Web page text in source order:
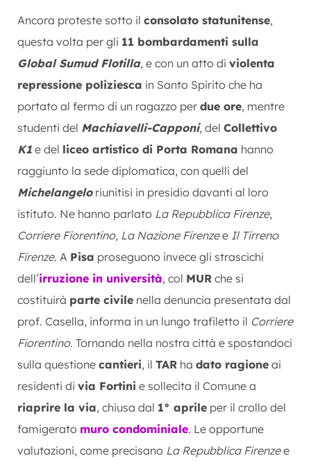
Ancora proteste sotto il consolato statunitense,
questa volta per gli 11 bombardamenti sulla
Global Sumud Flotilla, e con un atto di violenta
repressione poliziesca in Santo Spirito che ha
portato al fermo di un ragazzo per due ore, mentre
studenti del Machiavelli-Capponi, del Collettivo
K1 e del liceo artistico di Porta Romana hanno
raggiunto la sede diplomatica, con quelli del
Michelangelo riunitisi in presidio davanti al loro
istituto. Ne hanno parlato La Repubblica Firenze,
Corriere Fiorentino, La Nazione Firenzee Il Tirreno
Firenze. A Pisa proseguono invece gli strascichi
dell’irruzione in università, col MUR che si
costituirà parte civile nella denuncia presentata dal
prof. Casella, informa in un lungo trafiletto il Corriere
Fiorentino. Tornando nella nostra città e spostandoci
sulla questione cantieri, il TAR ha dato ragione ai
residenti di via Fortini e sollecita il Comune a
riaprire la via, chiusa dal 1° aprile per il crollo del
famigerato muro condominiale. Le opportune
valutazioni, come precisano La Repubblica Firenzee